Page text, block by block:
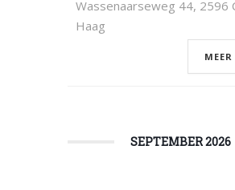
Wassenaarseweg 44, 2596
Haag
SEPTEMBER 2026